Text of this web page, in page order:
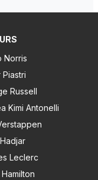
vertelde Max : “
niet .. Daar
Max, zichtbaar
Juan vo
heerlijk slapen ..
maken. Aang
met '28 kan ik m
aan wil denken
d
nog steeds ni
kiezen.
Norris
Piastri
Russell
Kimi Antonelli
Leclerc